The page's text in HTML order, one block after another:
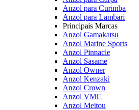
Anzol para Curimba
Anzol para Lambari
Principais Marcas
Anzol Gamakatsu
Anzol Marine Sports
Anzol Pinnacle
Anzol Sasame
Anzol Owner
Anzol Kenzaki
Anzol Crown
Anzol VMC
Anzol Meitou